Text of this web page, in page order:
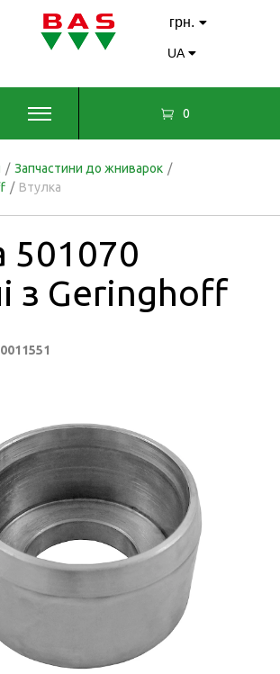
грн.
UA
0
/ Запчастини до жниварок /
/ Втулка
501070
з Geringhoff